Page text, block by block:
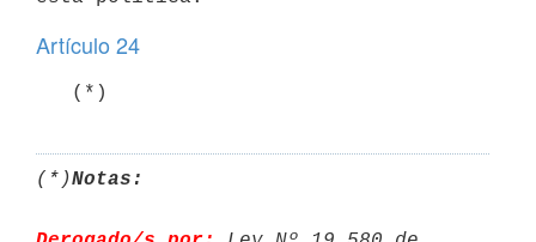
Artículo 24
   (*)
(*)Notas: